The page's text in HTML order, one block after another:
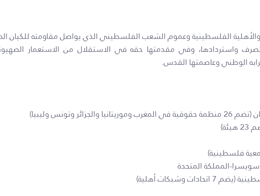
والأهلية الفلسطينية وعموم الشعب الفلسطيني الذي يواصل مقاومته
واستردادها، وفي مقدمتها حقه في الاستقلال من الاستعمار
الوطني وعاصمتها القدس.
وتونس وليبيا)
سويسرا-المملكة المتحدة
وشبكات أهلية)